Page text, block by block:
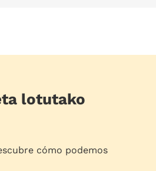
lotutako
cómo podemos